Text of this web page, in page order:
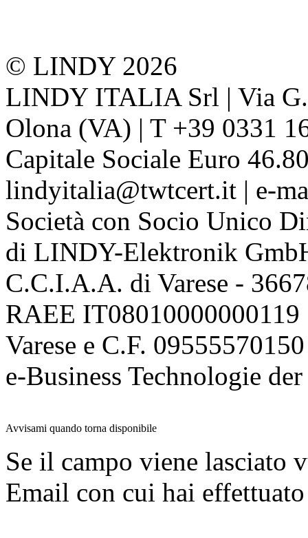
© LINDY 2026
LINDY ITALIA Srl | Via
Olona (VA) | T +39 0331
Capitale Sociale Euro
lindyitalia@twtcert.it | e-
Società con Socio Unico
di LINDY-Elektronik
C.C.I.A.A. di Varese -
RAEE
Varese e C.F. 09555570150
e-Business Technologie
Avvisami quando torna disponibile
Se il campo viene lasciato
Email con cui hai